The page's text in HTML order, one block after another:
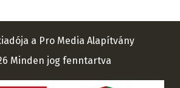
a Pro Media Alapítvány
Minden jog fenntartva